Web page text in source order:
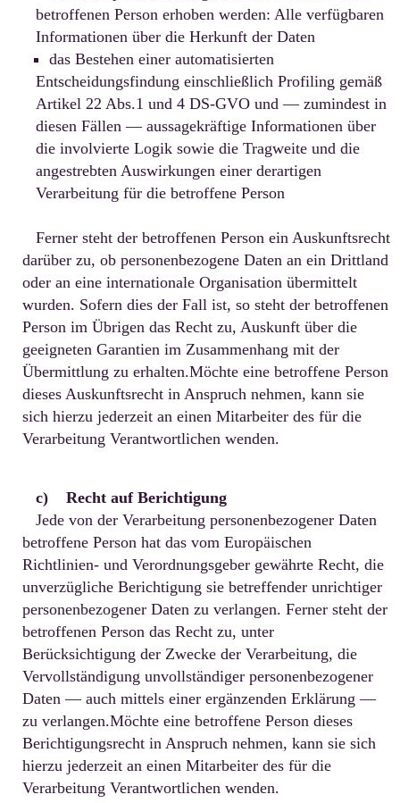
betroffenen Person erhoben werden: Alle verfügbaren
Informationen über die Herkunft der Daten
das Bestehen einer automatisierten
Entscheidungsfindung einschließlich Profiling gemäß
Artikel 22 Abs.1 und 4 DS-GVO und — zumindest in
diesen Fällen — aussagekräftige Informationen über
die involvierte Logik sowie die Tragweite und die
angestrebten Auswirkungen einer derartigen
Verarbeitung für die betroffene Person
Ferner steht der betroffenen Person ein Auskunftsrecht
darüber zu, ob personenbezogene Daten an ein Drittland
oder an eine internationale Organisation übermittelt
wurden. Sofern dies der Fall ist, so steht der betroffenen
Person im Übrigen das Recht zu, Auskunft über die
geeigneten Garantien im Zusammenhang mit der
Übermittlung zu erhalten.Möchte eine betroffene Person
dieses Auskunftsrecht in Anspruch nehmen, kann sie
sich hierzu jederzeit an einen Mitarbeiter des für die
Verarbeitung Verantwortlichen wenden.
c) Recht auf Berichtigung
Jede von der Verarbeitung personenbezogener Daten
betroffene Person hat das vom Europäischen
Richtlinien- und Verordnungsgeber gewährte Recht, die
unverzügliche Berichtigung sie betreffender unrichtiger
personenbezogener Daten zu verlangen. Ferner steht der
betroffenen Person das Recht zu, unter
Berücksichtigung der Zwecke der Verarbeitung, die
Vervollständigung unvollständiger personenbezogener
Daten — auch mittels einer ergänzenden Erklärung —
zu verlangen.Möchte eine betroffene Person dieses
Berichtigungsrecht in Anspruch nehmen, kann sie sich
hierzu jederzeit an einen Mitarbeiter des für die
Verarbeitung Verantwortlichen wenden.